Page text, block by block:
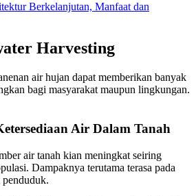
Berkelanjutan, Manfaat dan
Harvesting
air hujan dapat memberikan banyak
bagi masyarakat maupun lingkungan.
Air Dalam Tanah
air tanah kian meningkat seiring
Dampaknya terutama terasa pada
penduduk.